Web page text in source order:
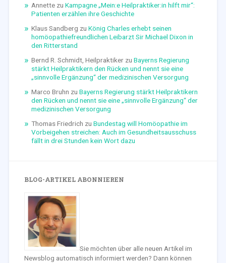
Annettezu Kampagne „Mein:e Heilpraktiker:in hilft mir“:
Patienten erzählen ihre Geschichte
Klaus Sandberg zu König Charles erhebt seinen
homöopathiefreundlichen Leibarzt Sir Michael Dixon in
den Ritterstand
Bernd R. Schmidt, Heilpraktikerzu Bayerns Regierung
stärkt Heilpraktikern den Rücken und nennt sie eine
„sinnvolle Ergänzung“ der medizinischen Versorgung
Marco Bruhn zu Bayerns Regierung stärkt Heilpraktikern
den Rücken und nennt sie eine „sinnvolle Ergänzung“ der
medizinischen Versorgung
Thomas Friedrich zu Bundestag will Homöopathie im
Vorbeigehen streichen: Auch im Gesundheitsausschuss
fällt in drei Stunden kein Wort dazu
BLOG-ARTIKEL ABONNIEREN
Sie möchten über alle neuen Artikel im
Newsblog automatisch informiert werden? Dann können